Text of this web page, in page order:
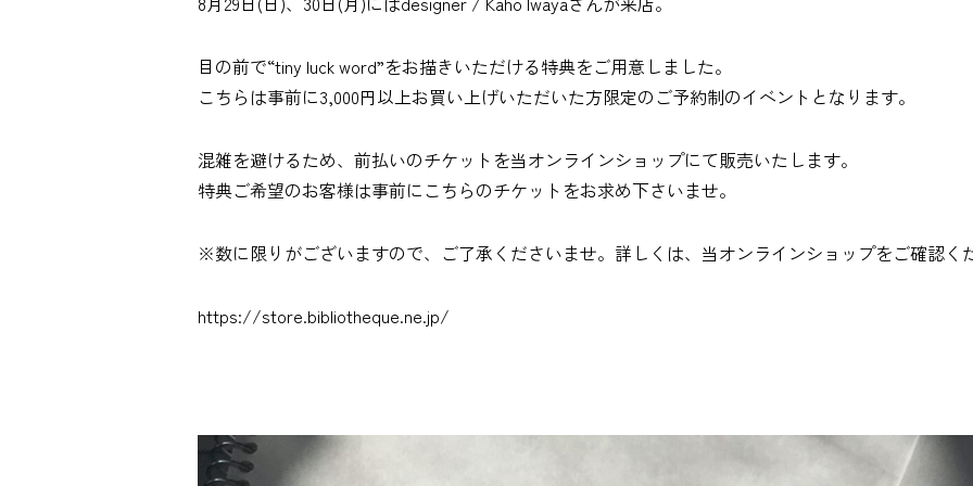
目の前で“tiny luck word”をお描きいただける特典をご用意しました。
こちらは事前に3,000円以上お買い上げいただいた方限定のご予約制のイベントとなります。
混雑を避けるため、前払いのチケットを当オンラインショップにて販売いたします。
特典ご希望のお客様は事前にこちらのチケットをお求め下さいませ。
※数に限りがございますので、ご了承くださいませ。詳しくは、当オンラインショップをご確認く
https://store.bibliotheque.ne.jp/